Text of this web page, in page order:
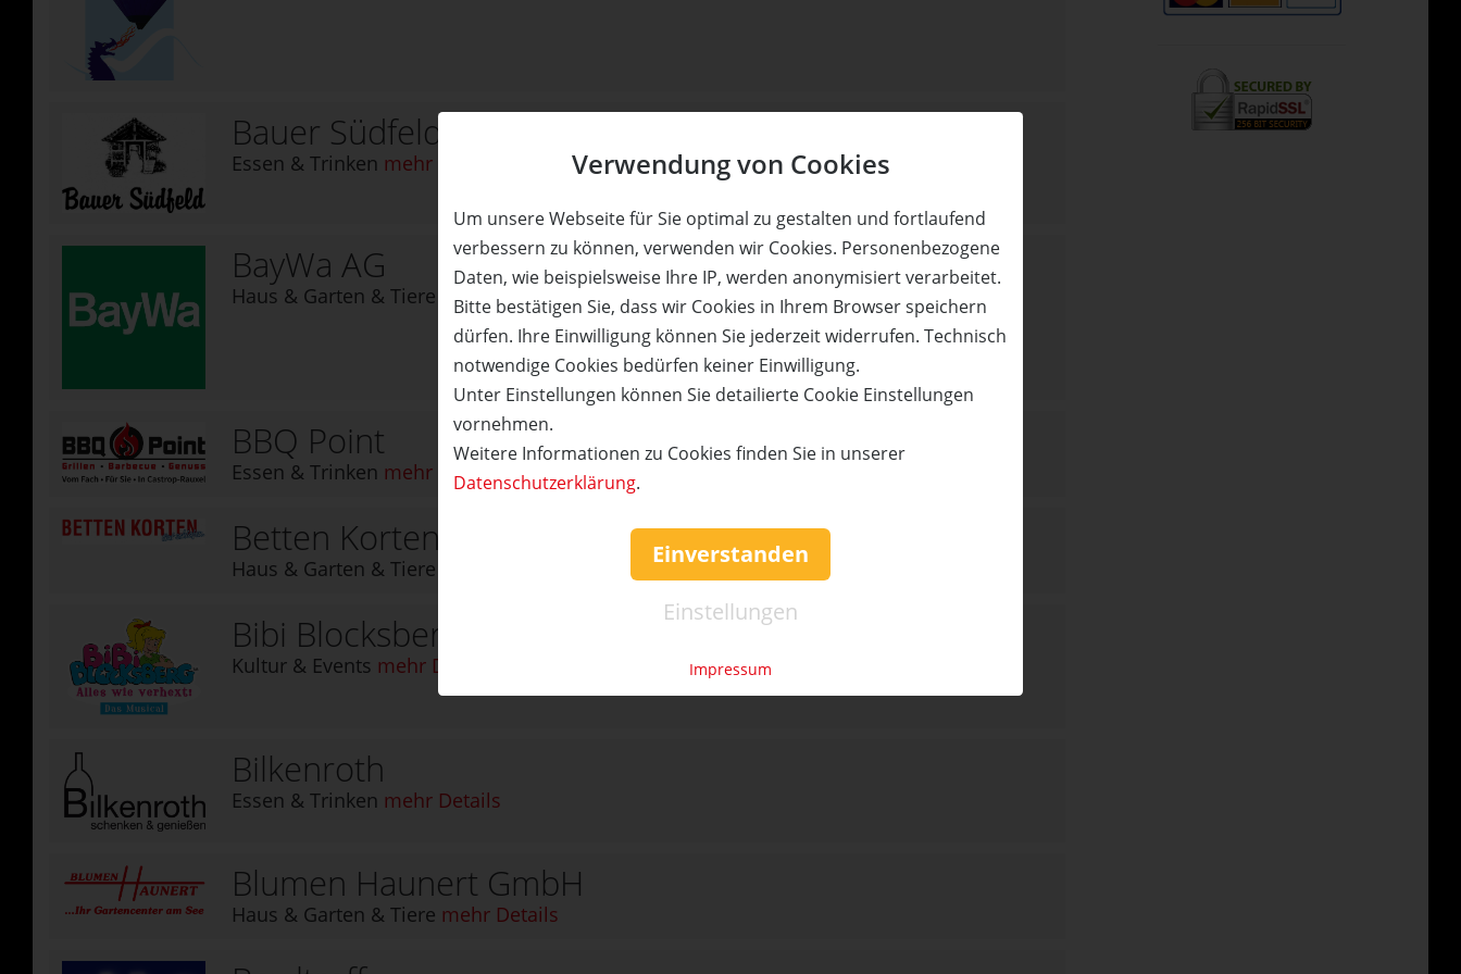
Verwendung von Cookies
Um unsere Webseite für Sie optimal zu gestalten und fortlaufend
verbessern zu können, verwenden wir Cookies. Personenbezogene
Daten, wie beispielsweise Ihre IP, werden anonymisiert verarbeitet.
Bitte bestätigen Sie, dass wir Cookies in Ihrem Browser speichern
dürfen. Ihre Einwilligung können Sie jederzeit widerrufen. Technisch
notwendige Cookies bedürfen keiner Einwilligung.
Unter Einstellungen können Sie detailierte Cookie Einstellungen
vornehmen.
Weitere Informationen zu Cookies finden Sie in unserer
Datenschutzerklärung.
Einverstanden
Einstellungen
Impressum
Bauer Südfeld Café & Restaurant
Essen & Trinken mehr Details
BayWa AG
Haus & Garten & Tiere mehr Details
BBQ Point
Essen & Trinken mehr Details
Betten Korten
Haus & Garten & Tiere
Bibi Blocksberg – Alles wie verhext!
Kultur & Events mehr Details
Bilkenroth
Essen & Trinken mehr Details
Blumen Haunert GmbH
Haus & Garten & Tiere mehr Details